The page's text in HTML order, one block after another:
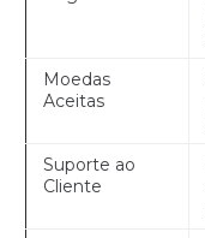
Moedas
Aceitas
Suporte ao
Cliente